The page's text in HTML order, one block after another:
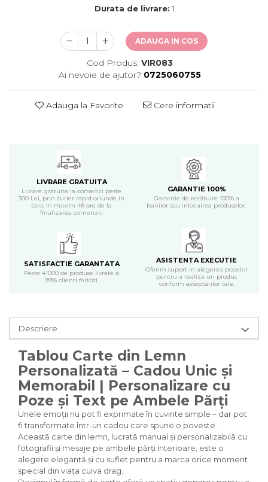
Durata de livrare: 1
ADAUGA IN COS
Cod Produs: VIR083
Ai nevoie de ajutor? 0725060755
Adauga la Favorite Cere informatii
LIVRARE GRATUITA
Livrare gratuita la comenzi peste
300 Lei, prin curier rapid oriunde in
tara, in maxim 48 ore de la
finalizarea comenzii.
GARANTIE 100%
Garantie de restituire 100% a
banilor sau inlocuirea produselor.
SATISFACTIE GARANTATA
Peste 41000 de produse livrate si
99% clienti fericiti.
ASISTENTA EXECUTIE
Oferim suport in alegerea pozelor
pentru a realiza un produs
conform asteptarilor tale.
Descriere
Tablou Carte din Lemn
Personalizată – Cadou Unic și
Memorabil | Personalizare cu
Poze și Text pe Ambele Părți
Unele emoții nu pot fi exprimate în cuvinte simple – dar pot
fi transformate într-un cadou care spune o poveste.
Această carte din lemn, lucrată manual și personalizabilă cu
fotografii și mesaje pe ambele părți interioare, este o
alegere elegantă și cu suflet pentru a marca orice moment
special din viața cuiva drag.